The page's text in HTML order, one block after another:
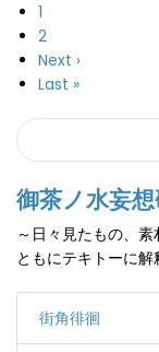
ペ
ー
ジ
送
カ
レ
ン
ト
ジ
1
ペ
ー
ジ
2
次
ペ
Next ›
最
ー
Last »
検
索
フ
ォ
ー
ム
Search
御茶ノ水妄
～日々見たもの、
ともにテキトーに
街角徘徊